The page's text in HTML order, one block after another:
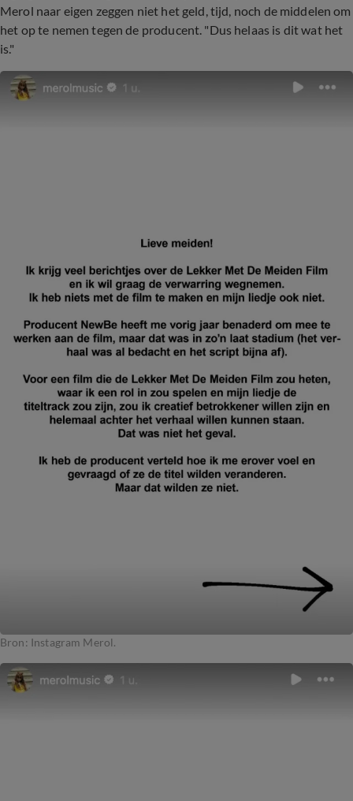
Merol naar eigen zeggen niet het geld, tijd, noch de middelen om
het op te nemen tegen de producent. "Dus helaas is dit wat het
is."
Bron: Instagram Merol.